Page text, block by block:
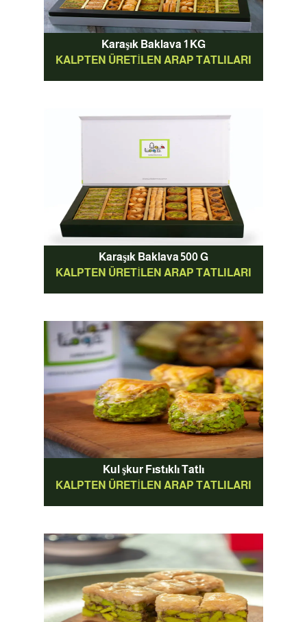
Karaşık Baklava 1 KG
KALPTEN ÜRETILEN ARAP TATLILARI
Karaşık Baklava 500 G
KALPTEN ÜRETILEN ARAP TATLILARI
Kul şkur Fıstıklı Tatlı
KALPTEN ÜRETILEN ARAP TATLILARI